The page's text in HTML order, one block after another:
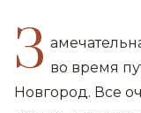
З во время
Новгород. Все